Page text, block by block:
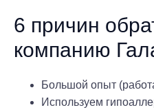
6 причин
компанию
Большой опыт
Используем